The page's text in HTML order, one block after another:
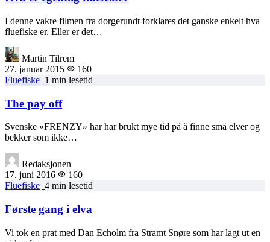
I denne vakre filmen fra dorgerundt forklares det ganske enkelt hva
fluefiske er. Eller er det…
Martin Tilrem
27. januar 2015
160
Fluefiske 1 min lesetid
The pay off
Svenske «FRENZY» har har brukt mye tid på å finne små elver og
bekker som ikke…
Redaksjonen
17. juni 2016
160
Fluefiske 4 min lesetid
Første gang i elva
Vi tok en prat med Dan Echolm fra Stramt Snøre som har lagt ut en